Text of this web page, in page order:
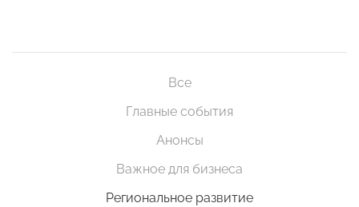
Все
Главные события
Анонсы
Важное для бизнеса
Региональное развитие